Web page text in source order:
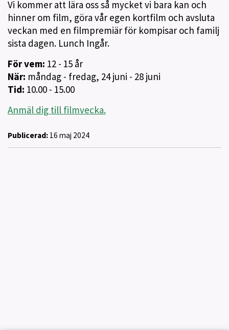
Vi kommer att lära oss så mycket vi bara kan och
hinner om film, göra vår egen kortfilm och avsluta
veckan med en filmpremiär för kompisar och familj
sista dagen. Lunch Ingår.
För vem: 12 - 15 år
När: måndag - fredag, 24 juni - 28 juni
Tid: 10.00 - 15.00
Anmäl dig till filmvecka.
Publicerad: 16 maj 2024